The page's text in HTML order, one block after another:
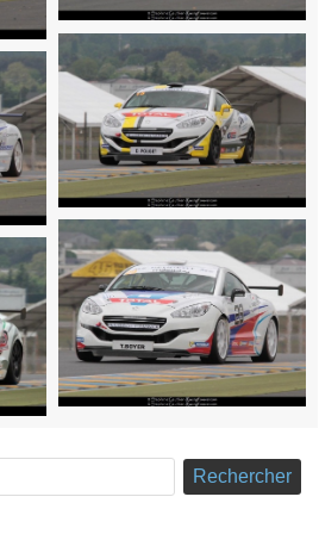
Rechercher